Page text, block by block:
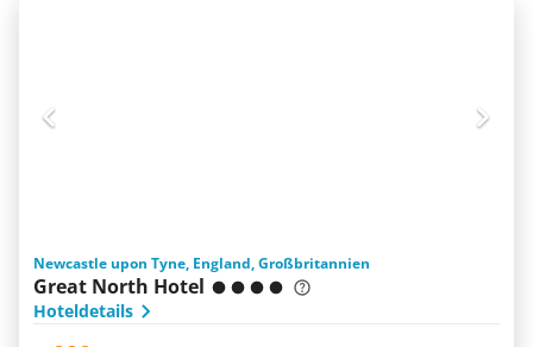
Newcastle upon Tyne, England, Großbritannien
Great North Hotel
Hoteldetails